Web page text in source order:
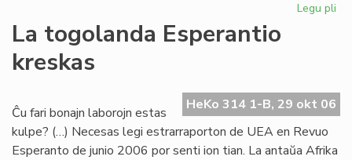
Legu pli
La togolanda Esperantio
kreskas
HeKo 314 1-B, 29 okt 06
Ĉu fari bonajn laborojn estas
kulpe? (…) Necesas legi estrarraporton de UEA en Revuo
Esperanto de junio 2006 por senti ion tian. La antaŭa Afrika